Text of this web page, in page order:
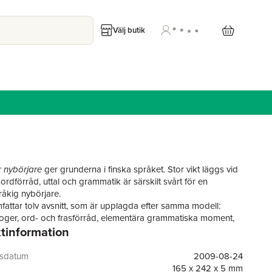
Välj butik
nybörjareger grunderna i finska språket. Stor vikt läggs vid
uttal och grammatik är särskilt svårt för en
nybörjare.
tolv avsnitt, som är upplagda efter samma modell:
ord- och frasförråd, elementära grammatiska moment,
repetition av föregående avsnitt. Varje avsnitt i boken
finns även ett avsnitt om finska språket: ursprung
struktur, skillnader i tal- och skriftspråk, uttal.
2009-08-24
165 x 242 x 5 mm